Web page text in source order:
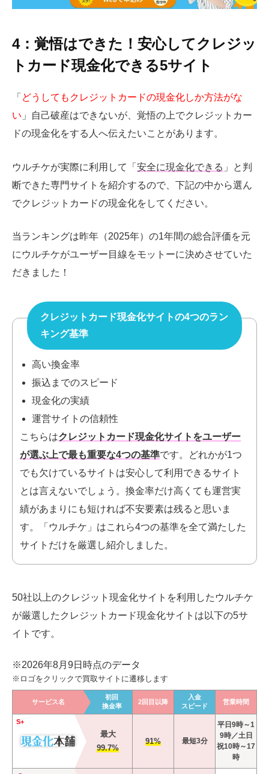
4：覚悟はできた！安心してクレジッ
トカード現金化できる5サイト
「 どうしてもクレジットカードの現金化しか方法がな
い 」自己破産はできないが、覚悟の上でクレジットカー
ドの現金化をする人へ伝えたいことがあります。
ウルチケが実際に利用して「 安全に現金化できる 」と判
断できた専門サイトを紹介するので、下記の中から選ん
でクレジットカードの現金化をしてください。
当ランキングは昨年（2025年）の1年間の総合評価を元
にウルチケがユーザー目線をモットーに決めさせていた
だきました！
クレジットカード現金化サイトの4つのラン
キング基準
高い換金率
振込までのスピード
現金化の実績
運営サイトの信頼性
こちらはクレジットカード現金化サイトをユーザー
が選ぶ上で最も重要な4つの基準です。
どれかが1つ
でも欠けているサイトは安心して利用できるサイト
とは言えないでしょう。換金率だけ高くても運営実
績があまりにも短ければ不安要素は残ると思いま
す。「ウルチケ」はこれら4つの基準を全て満たした
サイトだけを厳選し紹介しました。
50社以上のクレジット現金化サイトを利用したウルチケ
が厳選したクレジットカード現金化サイトは以下の5サ
イトです。
※2026年8月9日時点のデータ
※ロゴをクリックで買取サイトに遷移します
サービス名
初回
換金率
2回目以降
入金
スピード
営業時間
S+
最大
99.7%
91% 最短3分
平日9時～1
9時／土日
祝10時～17
時